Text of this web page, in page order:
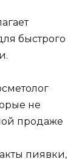
быстрого
не
продаже
пиявки,